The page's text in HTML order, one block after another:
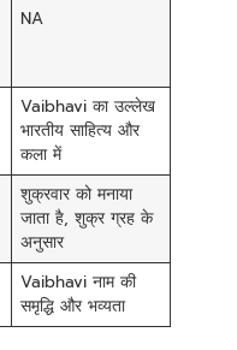
NA
Vaibhavi का उल्लेख
भारतीय साहित्य और
कला में
शुक्रवार को मनाया
जाता है, शुक्र ग्रह के
अनुसार
Vaibhavi नाम की
समृद्धि और भव्यता